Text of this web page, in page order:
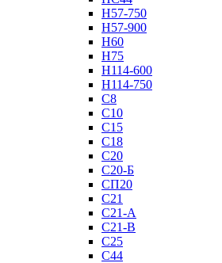
Н57-750
Н57-900
Н60
Н75
Н114-600
Н114-750
С8
С10
С15
С18
С20
С20-Б
СП20
С21
С21-А
С21-В
С25
С44